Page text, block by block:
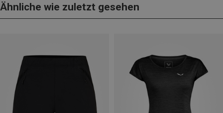
Ähnliche wie zuletzt gesehen